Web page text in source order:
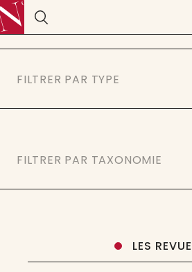
LES